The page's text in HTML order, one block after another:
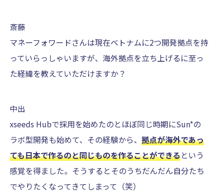
斎藤
マネーフォワードさんは現在ベトナムに2つ開発拠点を持
っていらっしゃいますが、海外拠点を立ち上げるに至っ
た経緯を教えていただけますか？
中出
xseeds Hubで採用を始めたのとほぼ同じ時期にSun*の
ラボ型開発も始めて、その経験から、 拠点が海外であっ
ても日本で作るのと同じものを作ることができるという
感覚を得ました。そうするとそのうちだんだん自分たち
でやりたくなってきてしまって（笑）